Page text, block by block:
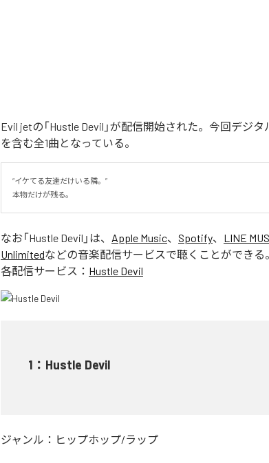
Evil jetの「Hustle Devil」が配信開始された。今回デジタ
を含む全1曲となっている。
“イケてる友達だけいる隣。”
本物だけが残る。
なお「Hustle Devil 」は、 Apple Music、 Spotify、 LINE
Unlimitedなどの音楽配信サービスで聴くことができる。
各配信サービス： Hustle Devil
1 ： Hustle Devil
ジャンル： ヒップホップ/ラップ